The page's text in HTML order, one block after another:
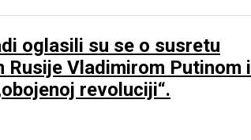
oglasili su se o susretu
Vladimirom Putinom i
revoluciji“.